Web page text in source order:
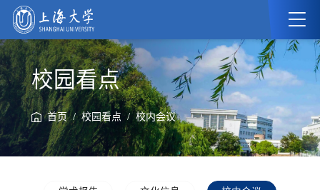
校园看点
首页/校园看点 / 校内会议